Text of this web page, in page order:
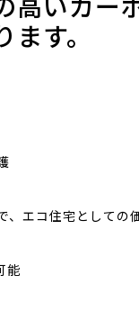
す。
、エコ住宅としての
能